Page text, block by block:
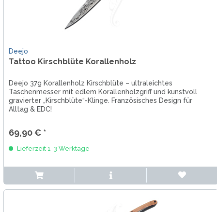
Deejo
Tattoo Kirschblüte Korallenholz
Deejo 37g Korallenholz Kirschblüte – ultraleichtes
Taschenmesser mit edlem Korallenholzgriff und kunstvoll
gravierter „Kirschblüte“-Klinge. Französisches Design für
Alltag & EDC!
69,90 € *
Lieferzeit 1-3 Werktage